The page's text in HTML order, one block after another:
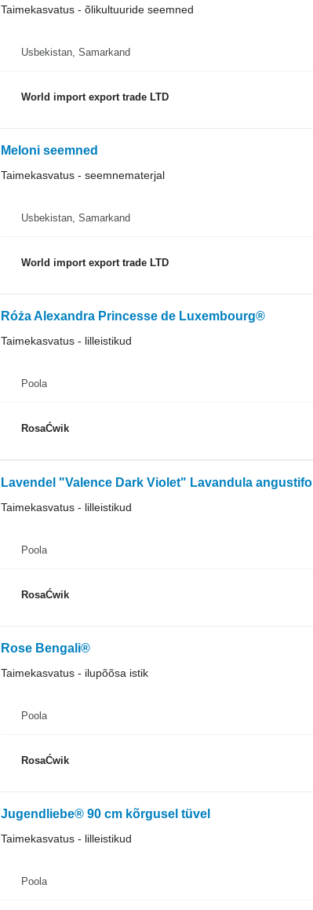
Taimekasvatus - õlikultuuride seemned
Usbekistan, Samarkand
World import export trade LTD
Meloni seemned
Taimekasvatus - seemnematerjal
Usbekistan, Samarkand
World import export trade LTD
Róża Alexandra Princesse de Luxembourg®
Taimekasvatus - lilleistikud
Poola
RosaĆwik
Lavendel "Valence Dark Violet" Lavandula angustifo
Taimekasvatus - lilleistikud
Poola
RosaĆwik
Rose Bengali®
Taimekasvatus - ilupõõsa istik
Poola
RosaĆwik
Jugendliebe® 90 cm kõrgusel tüvel
Taimekasvatus - lilleistikud
Poola